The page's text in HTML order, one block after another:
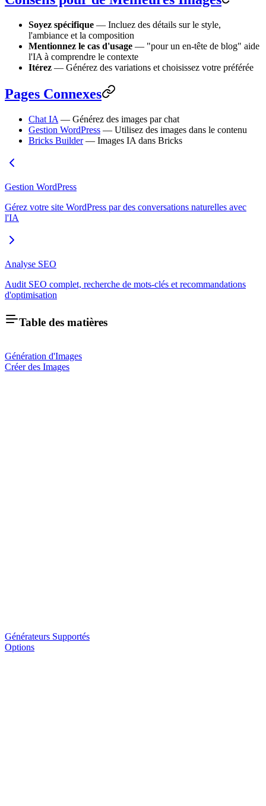
Soyez spécifique — Incluez des détails sur le style,
l'ambiance et la composition
Mentionnez le cas d'usage — "pour un en-tête de blog" aide
l'IA à comprendre le contexte
Itérez — Générez des variations et choisissez votre préférée
Pages Connexes
Chat IA — Générez des images par chat
Gestion WordPress — Utilisez des images dans le contenu
Bricks Builder— Images IA dans Bricks
Gestion WordPress
Gérez votre site WordPress par des conversations naturelles avec
l'IA
Analyse SEO
Audit SEO complet, recherche de mots-clés et recommandations
d'optimisation
Table des matières
Génération d'Images
Créer des Images
Générateurs Supportés
Options